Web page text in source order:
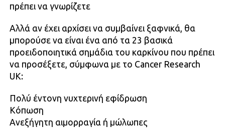
πρέπει να γνωρίζετε
Αλλά αν έχει αρχίσει να συμβαίνει ξαφνικά, θα
μπορούσε να είναι ένα από τα 23 βασικά
προειδοποιητικά σημάδια του καρκίνου που πρέπει
να προσέξετε, σύμφωνα με το Cancer Research
UK:
Πολύ έντονη νυχτερινή εφίδρωση
Κόπωση
Ανεξήγητη αιμορραγία ή μώλωπες